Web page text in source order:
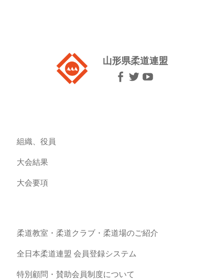
山形県柔道連盟
組織、役員
大会結果
大会要項
柔道教室・柔道クラブ・柔道場のご紹介
全日本柔道連盟 会員登録システム
特別顧問・賛助会員制度について